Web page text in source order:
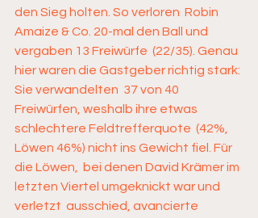
den Sieg holten. So verloren  Robin
Amaize & Co. 20-mal den Ball und
vergaben 13 Freiwürfe  (22/35). Genau
hier waren die Gastgeber richtig stark:
Sie verwandelten  37 von 40
Freiwürfen, weshalb ihre etwas
schlechtere Feldtrefferquote  (42%,
Löwen 46%) nicht ins Gewicht fiel. Für
die Löwen,  bei denen David Krämer im
letzten Viertel umgeknickt war und
verletzt  ausschied, avancierte